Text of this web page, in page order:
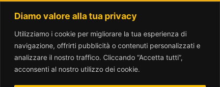
Diamo valore alla tua privacy
Utilizziamo i cookie per migliorare la tua esperienza di
navigazione, offrirti pubblicità o contenuti personalizzati e
analizzare il nostro traffico. Cliccando “Accetta tutti”,
acconsenti al nostro utilizzo dei cookie.
La Città del Sole - Amici del Parco Trotter o.n.l.u.s.
amicitrotter@gmail.com